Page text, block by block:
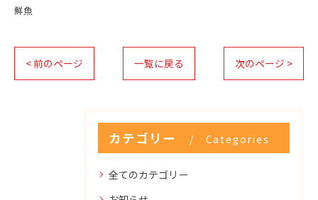
鮮魚
< 前のページ 一覧に戻る 次のページ >
カテゴリー Categories
全てのカテゴリー